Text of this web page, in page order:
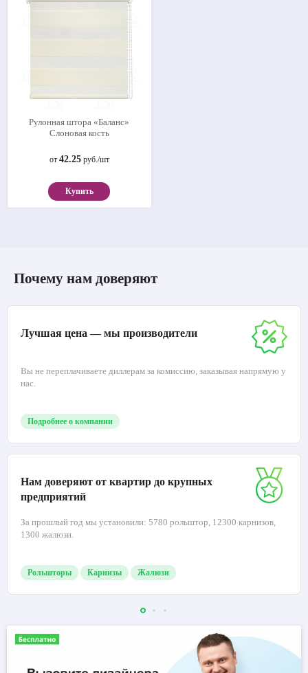
Рулонная штора «Баланс»
Слоновая кость
от 42.25руб./шт
Купить
Почему нам доверяют
Лучшая цена — мы производители
Вы не переплачиваете диллерам за комиссию, заказывая напрямую у
нас.
Подробнее о компании
Нам доверяют от квартир до крупных
предприятий
За прошлый год мы установили: 5780 рольштор, 12300 карнизов,
1300 жалюзи.
Рольшторы Карнизы Жалюзи